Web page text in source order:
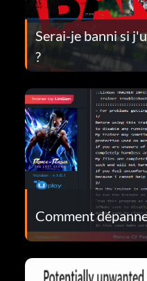
Serai-je banni si
?
Comment